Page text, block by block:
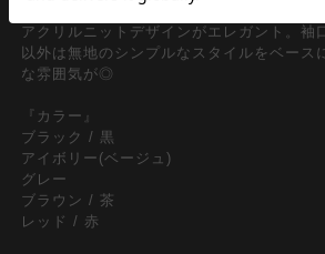
アクリルニットデザインがエレガント。袖
以外は無地のシンプルなスタイルをベース
な雰囲気が◎
『カラー』
ブラック / 黒
アイボリー(ベージュ)
グレー
ブラウン / 茶
レッド / 赤